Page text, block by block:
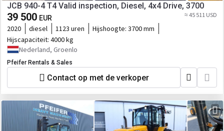
JCB 940-4 T4 Valid inspection, Diesel, 4x4 Drive, 3700
39 500 EUR ≈ 45 511 USD
2020 diesel 1123 uren Hijshoogte: 3700 mm
Hijscapaciteit: 4000 kg
Nederland, Groenlo
Pfeifer Rentals & Sales
Contact op met de verkoper